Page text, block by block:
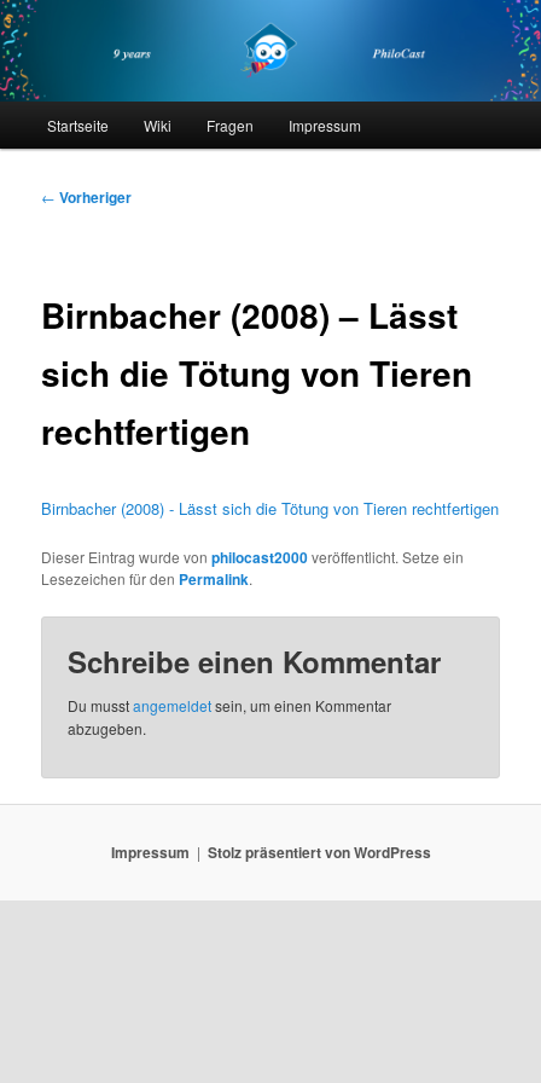
Zum
primären
Inhalt
springenphilocast
Startseite Wiki Fragen Impressum
Beitragsnavigation
← Vorheriger
Birnbacher (2008) – Lässt
sich die Tötung von Tieren
rechtfertigen
Birnbacher (2008) - Lässt sich die Tötung von Tieren rechtfertigen
Dieser Eintrag wurde vonphilocast2000veröffentlicht. Setze ein
Lesezeichen für den Permalink.
Schreibe einen Kommentar
Du musstangemeldetsein, um einen Kommentar
abzugeben.
Impressum Stolz präsentiert von WordPress